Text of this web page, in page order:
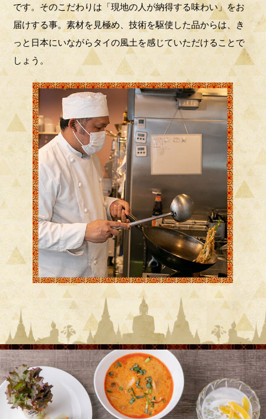
です。そのこだわりは「現地の人が納得する味わい」をお
届けする事。素材を見極め、技術を駆使した品からは、き
っと日本にいながらタイの風土を感じていただけることで
しょう。